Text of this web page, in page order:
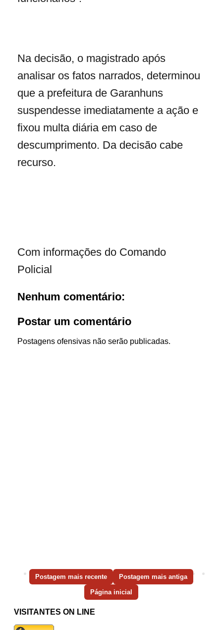
Na decisão, o magistrado após
analisar os fatos narrados, determinou
que a prefeitura de Garanhuns
suspendesse imediatamente a ação e
fixou multa diária em caso de
descumprimento. Da decisão cabe
recurso.
Com informações do Comando
Policial
Nenhum comentário:
Postar um comentário
Postagens ofensivas não serão publicadas.
Postagem mais recente Postagem mais antiga
Página inicial
VISITANTES ON LINE